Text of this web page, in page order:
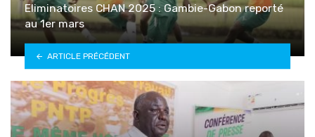
Eliminatoires CHAN 2025 : Gambie-Gabon reporté
au 1er mars
ARTICLE PRÉCÉDENT